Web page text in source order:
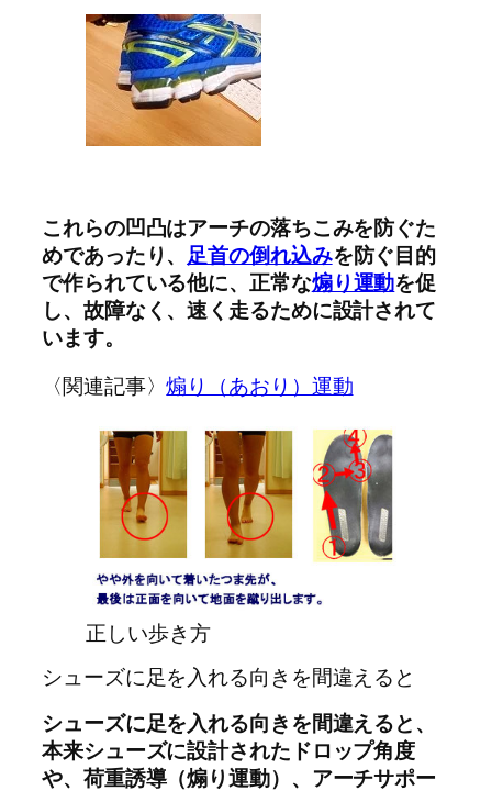
これらの凹凸はアーチの落ちこみを防ぐた
めであったり、 足首の倒れ込みを防ぐ目的
で作られている他に、正常な煽り運動を促
し、故障なく、速く走るために設計されて
います。
〈関連記事〉煽り（あおり）運動
正しい歩き方
シューズに足を入れる向きを間違えると
シューズに足を入れる向きを間違えると、
本来シューズに設計されたドロップ角度
や、荷重誘導（煽り運動）、アーチサポー